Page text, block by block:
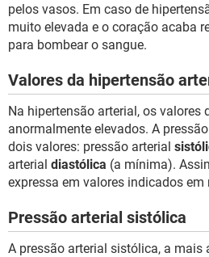
pelos vasos. Em caso de
muito elevada e o coração acaba
para bombear o sangue.
Valores da hipertensão
Na hipertensão arterial, os valores
anormalmente elevados. A
dois valores: pressão arterial
arterial diastólica (a mínima).
expressa em valores indicados
Pressão arterial sistólica
A pressão arterial sistólica, a mais